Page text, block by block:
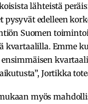
lähteistä
pysyvät edelleen
Suomen
kvartaalilla. Emme
Jortikka
myös